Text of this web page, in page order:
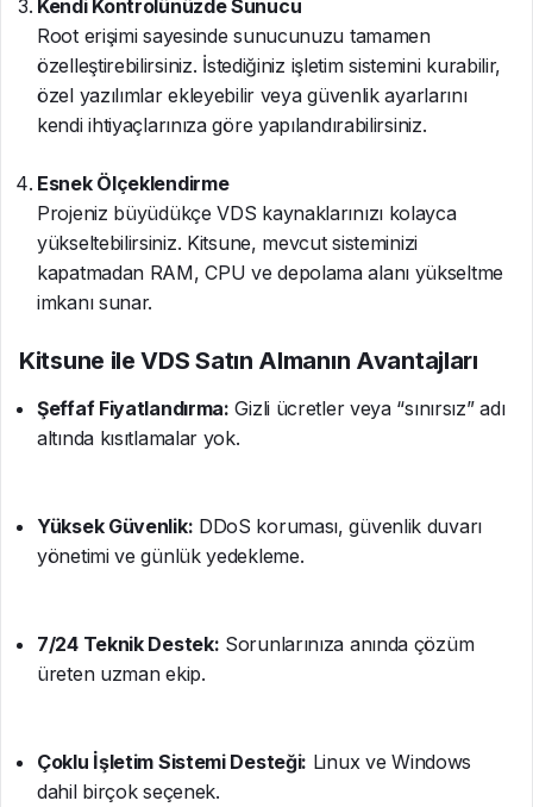
Kendi Kontrolünüzde Sunucu
Root erişimi sayesinde sunucunuzu tamamen
özelleştirebilirsiniz. İstediğiniz işletim sistemini kurabilir,
özel yazılımlar ekleyebilir veya güvenlik ayarlarını
kendi ihtiyaçlarınıza göre yapılandırabilirsiniz.
Esnek Ölçeklendirme
Projeniz büyüdükçe VDS kaynaklarınızı kolayca
yükseltebilirsiniz. Kitsune, mevcut sisteminizi
kapatmadan RAM, CPU ve depolama alanı yükseltme
imkanı sunar.
Kitsune ile VDS Satın Almanın Avantajları
Şeffaf Fiyatlandırma: Gizli ücretler veya “sınırsız” adı
altında kısıtlamalar yok.
Yüksek Güvenlik: DDoS koruması, güvenlik duvarı
yönetimi ve günlük yedekleme.
7/24 Teknik Destek: Sorunlarınıza anında çözüm
üreten uzman ekip.
Çoklu İşletim Sistemi Desteği: Linux ve Windows
dahil birçok seçenek.